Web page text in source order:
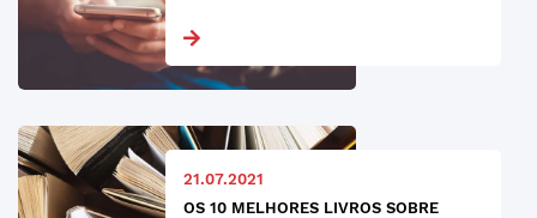
21.07.2021
OS 10 MELHORES LIVROS SOBRE